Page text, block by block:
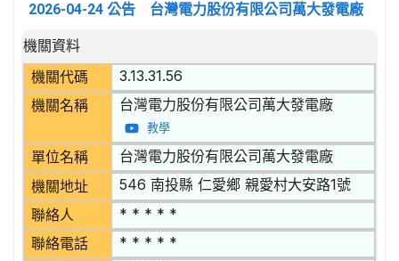
2026-04-24 公告 台灣電力股份有限公司萬大發電廠
招標公告詳細內容
機關資料
機關代碼
3.13.31.56
機關名稱 台灣電力股份有限公司萬大發電廠
教學
單位名稱 台灣電力股份有限公司萬大發電廠
機關地址 546 南投縣 仁愛鄉 親愛村大安路1號
聯絡人 * * * * *
聯絡電話 * * * * *